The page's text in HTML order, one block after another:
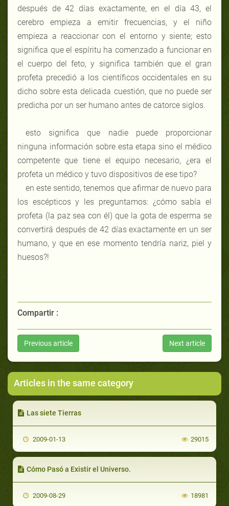
después de 42 días exactamente, en el día 43, el
cerebro empieza a emitir frecuencias, y el niño
empieza a reaccionar con el entorno y siente; esto
significa que el espíritu ha comenzado a funcionar en
el cuerpo del feto, y significa también que el gran
profeta precedió a los científicos occidentales en su
dicho sobre esta delicada cuestión, que no puede ser
predicha por un ser humano antes de catorce siglos.
esto significa que nadie puede proporcionar
ninguna información sobre esta etapa sino el médico
competente que tiene el equipo necesario, ¿era el
profeta un médico y tuvo dispositivos de ese tipo?
en este sentido, tenemos que afirmar de nuevo para
los escépticos y les preguntamos: ¿cómo sabía el
profeta (la paz sea con él) que la gota de esperma se
convertirá después de 42 días exactamente en un ser
humano, y que en ese momento tendría nariz, piel y
huesos?!
Compartir :
Previous article Next article
Articles in the same category
Las siete Tierras
2009-01-13 29015
Cómo Pasó a Existir el Universo.
2009-08-29 18981